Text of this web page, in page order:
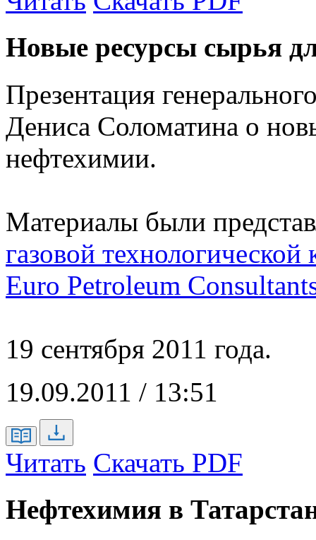
Новые ресурсы сырья
Презентация
Дениса Соломатина о
нефтехимии.
Материалы были
газовой
Euro Petroleum
19 сентября 2011 года.
19.09.2011 / 13:51
Читать Скачать PDF
Нефтехимия в